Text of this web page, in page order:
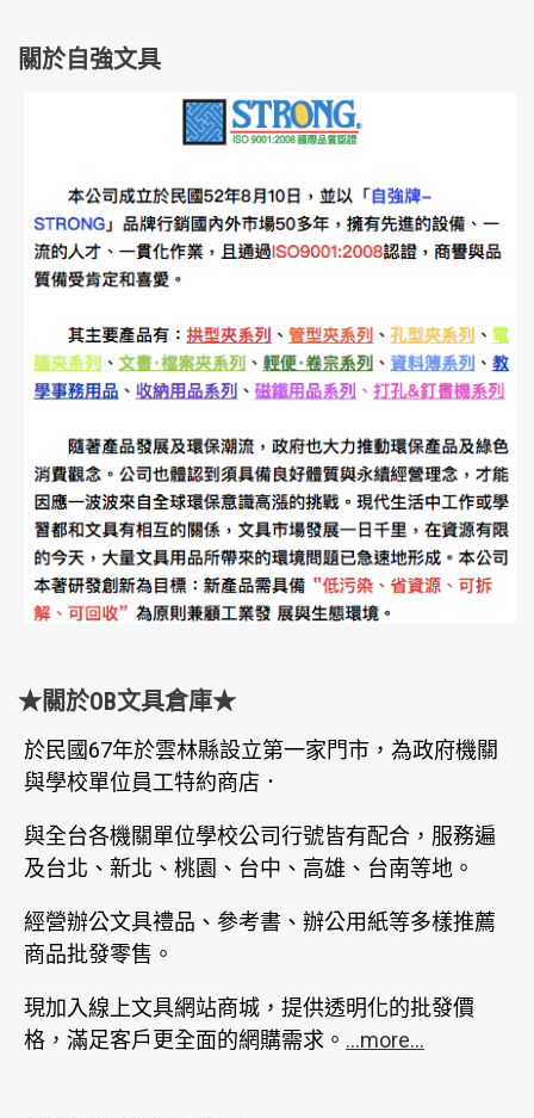
關於自強文具
★關於OB文具倉庫★
於民國67年於雲林縣設立第一家門市，為政府機關
與學校單位員工特約商店．
與全台各機關單位學校公司行號皆有配合，服務遍
及台北、新北、桃園、台中、高雄、台南等地。
經營辦公文具禮品、參考書、辦公用紙等多樣推薦
商品批發零售。
現加入線上文具網站商城，提供透明化的批發價
格，滿足客戶更全面的網購需求。 ...more...